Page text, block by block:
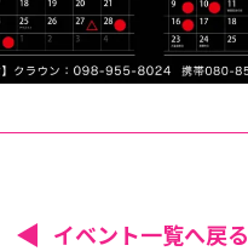
イベント一覧へ戻る